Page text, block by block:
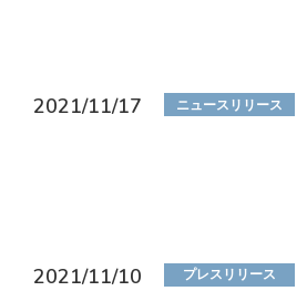
2021/11/17 ニュースリリース
2021/11/10 プレスリリース